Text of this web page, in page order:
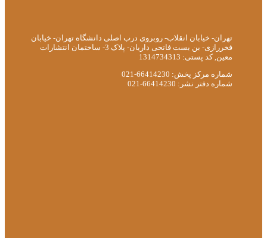
تهران- خیابان انقلاب- روبروی درب اصلی دانشگاه تهران- خیابان
فخررازی- بن بست فاتحی داریان- پلاک 3- ساختمان انتشارات
معین, کد پستی: 1314734313
شماره مرکز پخش: 66414230-021
شماره دفتر نشر: 66414230-021